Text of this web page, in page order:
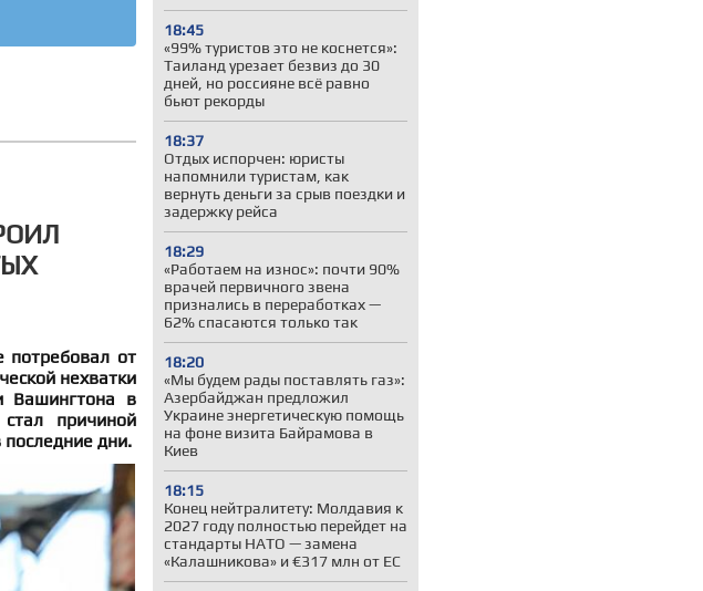
18:45
«99% туристов это не коснется»:
Таиланд урезает безвиз до 30
дней, но россияне всё равно
бьют рекорды
18:37
Отдых испорчен: юристы
напомнили туристам, как
вернуть деньги за срыв поездки и
задержку рейса
18:29
«Работаем на износ»: почти 90%
врачей первичного звена
признались в переработках —
62% спасаются только так
18:20
«Мы будем рады поставлять газ»:
Азербайджан предложил
Украине энергетическую помощь
на фоне визита Байрамова в
Киев
18:15
Конец нейтралитету: Молдавия к
2027 году полностью перейдет на
стандарты НАТО — замена
«Калашникова» и €317 млн от ЕС
от
нехватки
Вашингтона в
причиной
дни.